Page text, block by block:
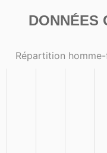
DONNÉES
Répartition